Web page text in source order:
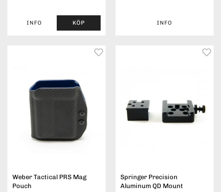
INFO KÖP INFO
Weber Tactical PRS Mag
Pouch
Springer Precision
Aluminum QD Mount